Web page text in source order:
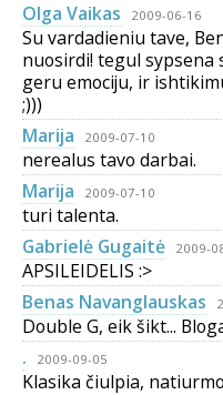
Olga Vaikas
2009-06-16
Su vardadieniu tave,
nuosirdi! tegul sypsena
geru emociju, ir
;)))
Marija
2009-07-10
nerealus tavo darbai.
Marija
2009-07-10
turi talenta.
Gabrielė Gugaitė
2009-
APSILEIDELIS :>
Benas Navanglauskas
Double G, eik šikt...
.
2009-09-05
Klasika čiulpia,